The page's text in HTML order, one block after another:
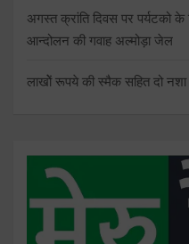
अगस्त क्रांति दिवस पर पर्यटको
आन्दोलन की गवाह अल्मोड़ा जेल
लाखोें रूपये की स्मैक सहित दो नशा